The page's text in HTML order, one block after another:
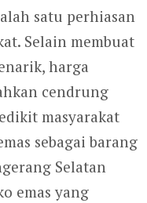
satu perhiasan
Selain membuat
harga
cendrung
masyarakat
sebagai barang
Selatan
emas yang